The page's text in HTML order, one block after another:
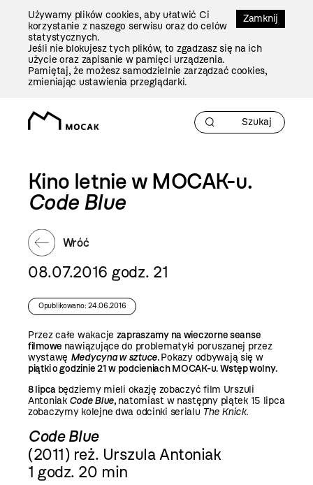
Zamknij
Używamy plików cookies, aby ułatwić Ci
korzystanie z naszego serwisu oraz do celów
statystycznych.
Jeśli nie blokujesz tych plików, to zgadzasz się na ich
użycie oraz zapisanie w pamięci urządzenia.
Pamiętaj, że możesz samodzielnie zarządzać cookies,
zmieniając ustawienia przeglądarki.
Kino letnie w MOCAK-u.
Code Blue
Wróć
08.07.2016 godz. 21
Opublikowano: 24.06.2016
Przez całe wakacje zapraszamy na wieczorne seanse
filmowe nawiązujące do problematyki poruszanej przez
wystawę Medycyna w sztuce.Pokazy odbywają się w
piątki o godzinie 21 w podcieniach MOCAK-u. Wstęp wolny.
8 lipca będziemy mieli okazję zobaczyć film Urszuli
Antoniak Code Blue,natomiast w następny piątek 15 lipca
zobaczymy kolejne dwa odcinki serialu The Knick.
Code Blue
(2011) reż. Urszula Antoniak
1 godz. 20 min